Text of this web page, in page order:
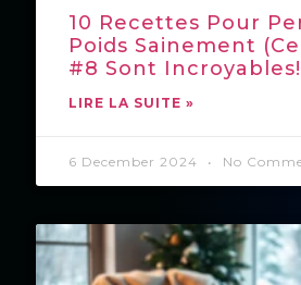
10 Recettes Pour
Poids Sainement
#8 Sont
LIRE LA SUITE »
6 December 2024 No